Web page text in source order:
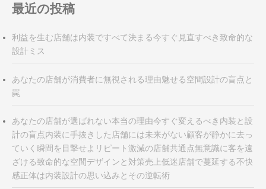
ン
最近の投稿
利益を生む店舗は内装ですべて決まる今すぐ見直すべき致命的な
設計ミス
あなたの店舗が消費者に無視される理由魅せる空間設計の盲点と
罠
あなたの店舗が選ばれない本当の理由今すぐ変えるべき内装と設
計の盲点内装に手抜きした店舗には未来がない顧客が静かに去っ
ていく瞬間を目撃せよリピート激減の店舗共通点無意識に客を遠
ざける致命的な空間デザインと対策売上低迷店舗で蔓延する不快
感正体は内装設計の思い込みとその逆転術